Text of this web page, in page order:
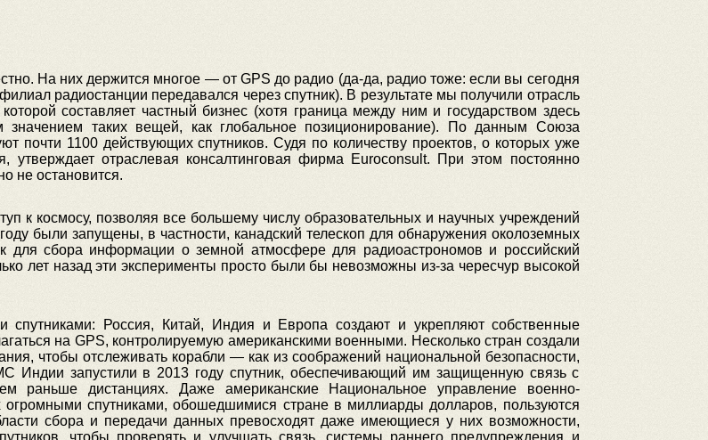
На них держится многое — от GPS до радио (да-да, радио тоже: если вы сегодня
радиостанции передавался через спутник). В результате мы получили отрасль
составляет частный бизнес (хотя граница между ним и государством здесь
значением таких вещей, как глобальное позиционирование). По данным Союза
почти 1100 действующих спутников. Судя по количеству проектов, о которых уже
утверждает отраслевая консалтинговая фирма Euroconsult. При этом постоянно
не остановится.
к космосу, позволяя все большему числу образовательных и научных учреждений
были запущены, в частности, канадский телескоп для обнаружения околоземных
для сбора информации о земной атмосфере для радиоастрономов и российский
лет назад эти эксперименты просто были бы невозможны из-за чересчур высокой
спутниками: Россия, Китай, Индия и Европа создают и укрепляют собственные
на GPS, контролируемую американскими военными. Несколько стран создали
чтобы отслеживать корабли — как из соображений национальной безопасности,
Индии запустили в 2013 году спутник, обеспечивающий им защищенную связь с
раньше дистанциях. Даже американские Национальное управление военно-
огромными спутниками, обошедшимися стране в миллиарды долларов, пользуются
сбора и передачи данных превосходят даже имеющиеся у них возможности,
чтобы проверять и улучшать связь, системы раннего предупреждения и